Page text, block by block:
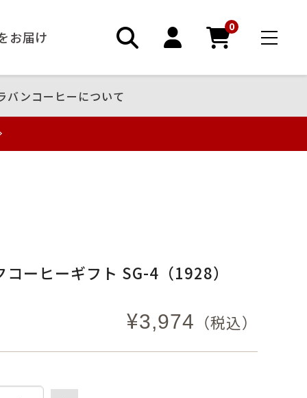
お届け
0
バンコーヒーについて
ーヒーギフト SG-4（1928）
¥3,974 （税込）